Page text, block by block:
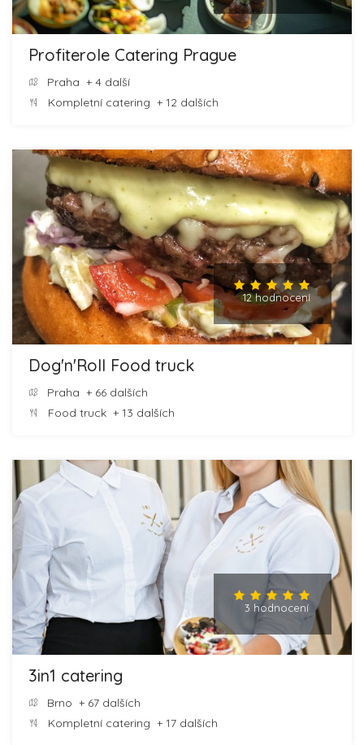
Profiterole Catering Prague
Praha + 4 další
Kompletní catering + 12 dalších
12 hodnocení
Dog'n'Roll Food truck
Praha + 66 dalších
Food truck + 13 dalších
3 hodnocení
3in1 catering
Brno + 67 dalších
Kompletní catering + 17 dalších